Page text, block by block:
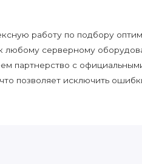
работу по подбору
серверному
партнерство с
позволяет исключить